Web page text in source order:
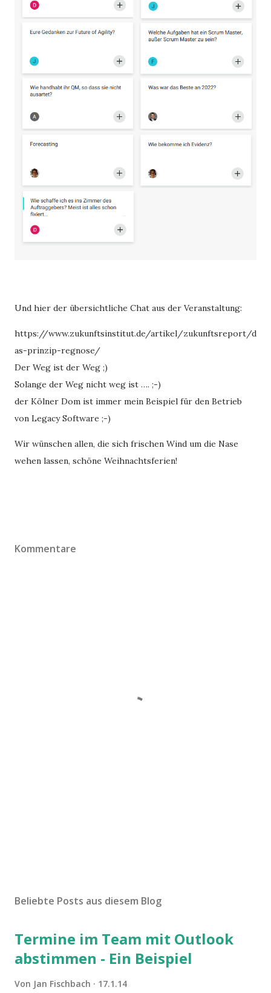
Und hier der übersichtliche Chat aus der Veranstaltung:
https://www.zukunftsinstitut.de/artikel/zukunftsreport/d
as-prinzip-regnose/
Der Weg ist der Weg ;)
Solange der Weg nicht weg ist …. ;-)
der Kölner Dom ist immer mein Beispiel für den Betrieb
von Legacy Software ;-)
Wir wünschen allen, die sich frischen Wind um die Nase
wehen lassen, schöne Weihnachtsferien!
Kommentare
Beliebte Posts aus diesem Blog
Termine im Team mit Outlook
abstimmen - Ein Beispiel
Von Jan Fischbach 17.1.14